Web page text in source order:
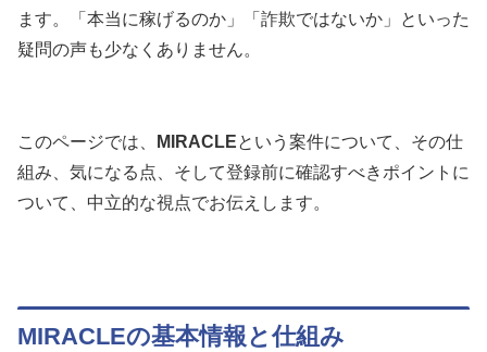
ます。「本当に稼げるのか」「詐欺ではないか」といった
疑問の声も少なくありません。
このページでは、 MIRACLEという案件について、その仕
組み、気になる点、そして登録前に確認すべきポイントに
ついて、中立的な視点でお伝えします。
MIRACLEの基本情報と仕組み